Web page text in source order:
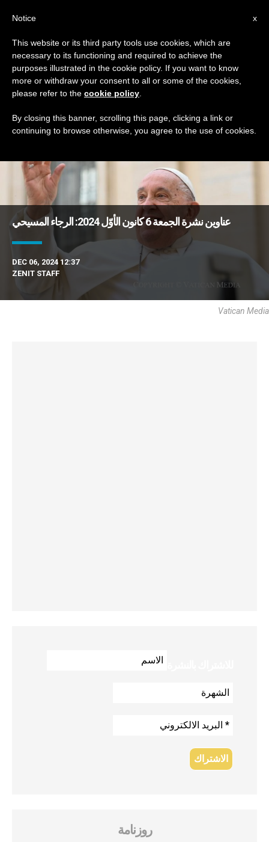
TAG
Posts Tagged ‘طبقية’
DERNIÈRES NOUVELLES
عناوين نشرة الجمعة 6 كانون الأوّل 2024: الرجاء المسيحي
DEC 06, 2024 12:37
ZENIT STAFF
Vatican Media
روزنامة
x
Notice
This website or its third party tools use cookies, which are
necessary to its functioning and required to achieve the
purposes illustrated in the cookie policy. If you want to know
more or withdraw your consent to all or some of the cookies,
please refer to the cookie policy
By closing this banner, scrolling this page, clicking a link or
continuing to browse otherwise, you agree to the use of cookies.